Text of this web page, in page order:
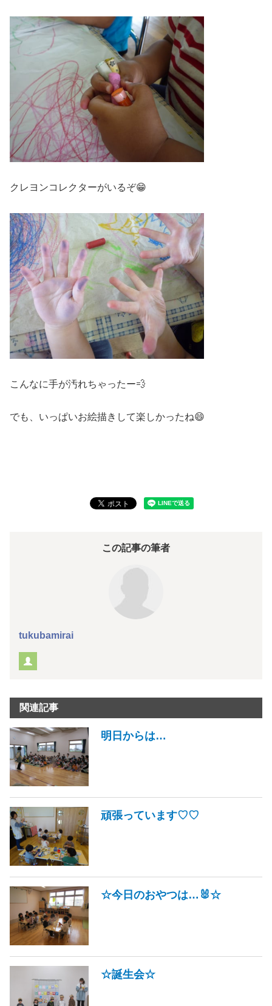
クレヨンコレクターがいるぞ😁
こんなに手が汚れちゃったー💨
でも、いっぱいお絵描きして楽しかったね😄
この記事の筆者
tukubamirai
関連記事
明日からは…
頑張っています♡♡
☆今日のおやつは…🐰☆
☆誕生会☆